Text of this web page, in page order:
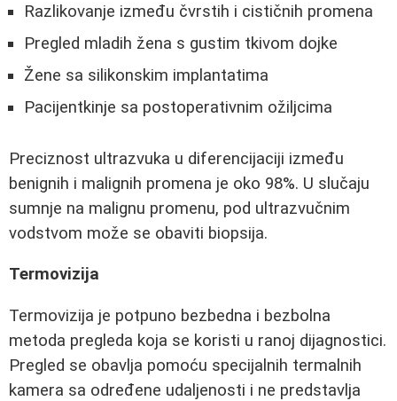
Razlikovanje između čvrstih i cističnih promena
Pregled mladih žena s gustim tkivom dojke
Žene sa silikonskim implantatima
Pacijentkinje sa postoperativnim ožiljcima
Preciznost ultrazvuka u diferencijaciji između
benignih i malignih promena je oko 98%. U slučaju
sumnje na malignu promenu, pod ultrazvučnim
vodstvom može se obaviti biopsija.
Termovizija
Termovizija je potpuno bezbedna i bezbolna
metoda pregleda koja se koristi u ranoj dijagnostici.
Pregled se obavlja pomoću specijalnih termalnih
kamera sa određene udaljenosti i ne predstavlja